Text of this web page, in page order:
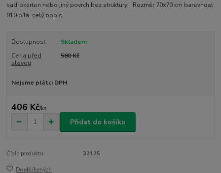
sádrokarton nebo jiný povrch bez struktury. Rozměr 70x70 cm barevnost
010 bílá. celý popis
Dostupnost
Skladem
Cena před
slevou
580 Kč
Nejsme plátci DPH
406 Kč/ks
Přidat do košíku
Číslo produktu: 32125
Do oblíbených